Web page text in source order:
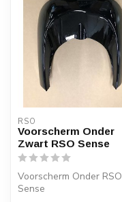
RSO
Voorscherm Onder
Zwart RSO Sense
Voorscherm Onder RSO
Sense